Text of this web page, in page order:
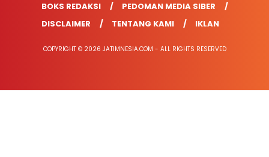
BOKS REDAKSI
PEDOMAN MEDIA SIBER
DISCLAIMER
TENTANG KAMI IKLAN
COPYRIGHT © 2026 JATIMNESIA.COM - ALL RIGHTS RESERVED